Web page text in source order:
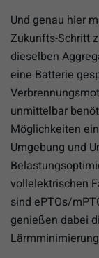
Und genau hier
Zukunfts-Schritt
dieselben
eine Batterie
unmittelbar
Möglichkeiten
Umgebung und
vollelektrischen
sind ePTOs/
genießen dabei